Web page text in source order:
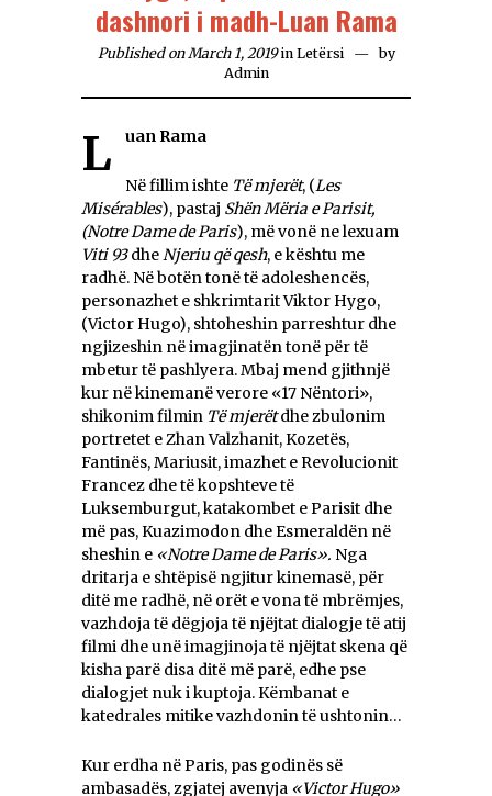
dashnori i madh-Luan Rama
Published on March 1, 2019 in Letërsi
by
Admin
Luan Rama
Në fillim ishte Të mjerët, (Les
Misérables), pastaj Shën Mëria e Parisit,
(Notre Dame de Paris), më vonë ne lexuam
Viti 93dheNjeriu që qesh, e kështu me
radhë. Në botën tonë të adoleshencës,
personazhet e shkrimtarit Viktor Hygo,
(Victor Hugo), shtoheshin parreshtur dhe
ngjizeshin në imagjinatën tonë për të
mbetur të pashlyera. Mbaj mend gjithnjë
kur në kinemanë verore «17 Nëntori»,
shikonim filmin Të mjerëtdhe zbulonim
portretet e Zhan Valzhanit, Kozetës,
Fantinës, Mariusit, imazhet e Revolucionit
Francez dhe të kopshteve të
Luksemburgut, katakombet e Parisit dhe
më pas, Kuazimodon dhe Esmeraldën në
sheshin e «Notre Dame de Paris». Nga
dritarja e shtëpisë ngjitur kinemasë, për
ditë me radhë, në orët e vona të mbrëmjes,
vazhdoja të dëgjoja të njëjtat dialogje të atij
filmi dhe unë imagjinoja të njëjtat skena që
kisha parë disa ditë më parë, edhe pse
dialogjet nuk i kuptoja. Këmbanat e
katedrales mitike vazhdonin të ushtonin…
Kur erdha në Paris, pas godinës së
ambasadës, zgjatej avenyja «Victor Hugo»